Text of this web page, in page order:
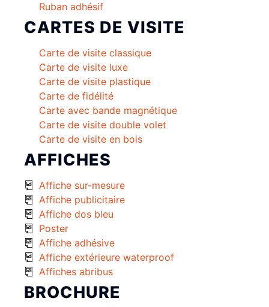
Ruban adhésif
CARTES DE VISITE
Carte de visite classique
Carte de visite luxe
Carte de visite plastique
Carte de fidélité
Carte avec bande magnétique
Carte de visite double volet
Carte de visite en bois
AFFICHES
Affiche sur-mesure
Affiche publicitaire
Affiche dos bleu
Poster
Affiche adhésive
Affiche extérieure waterproof
Affiches abribus
BROCHURE